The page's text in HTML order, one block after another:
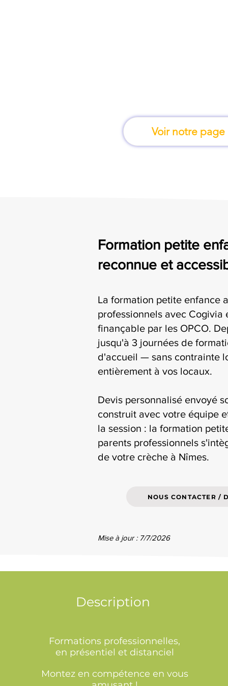
Voir notre
Formation petite
reconnue et
La formation petite enfance
professionnels avec
finançable par les OPCO.
jusqu'à 3 journées de
d'accueil — sans contrainte
entièrement à vos locaux.
Devis personnalisé envoyé
construit avec votre équipe
la session : la formation
parents professionnels
de votre crèche à Nîmes.
NOUS CONTACTER /
Mise à jour : 7/7/2026
Description
Formations professionnelles,
en présentiel et distanciel
Montez en compétence en vous